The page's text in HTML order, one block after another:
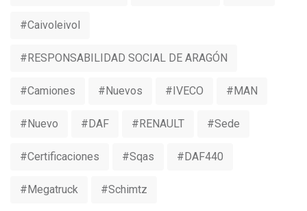
#caivoleivol
#RESPONSABILIDAD SOCIAL DE ARAGÓN
#camiones #nuevos #IVECO #MAN
#nuevo #DAF #RENAULT #sede
#certificaciones #sqas #DAF440
#Megatruck #Schimtz